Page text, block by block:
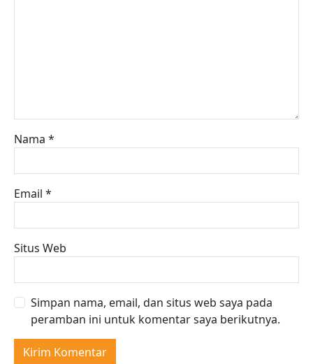
Nama *
Email *
Situs Web
Simpan nama, email, dan situs web saya pada
peramban ini untuk komentar saya berikutnya.